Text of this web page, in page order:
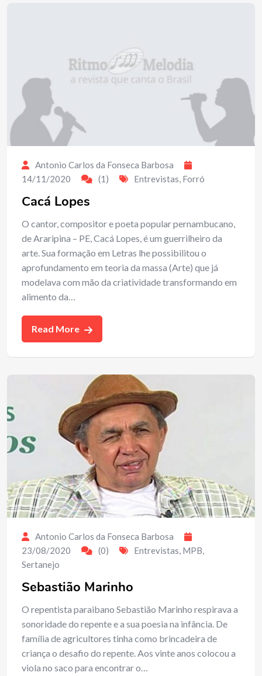
Antonio Carlos da Fonseca Barbosa
14/11/2020
(1) Entrevistas, Forró
Cacá Lopes
O cantor, compositor e poeta popular pernambucano,
de Araripina – PE, Cacá Lopes, é um guerrilheiro da
arte. Sua formação em Letras lhe possibilitou o
aprofundamento em teoria da massa (Arte) que já
modelava com mão da criatividade transformando em
alimento da…
Read More
Antonio Carlos da Fonseca Barbosa
23/08/2020
(0) Entrevistas, MPB,
Sertanejo
Sebastião Marinho
O repentista paraibano Sebastião Marinho respirava a
sonoridade do repente e a sua poesia na infância. De
família de agricultores tinha como brincadeira de
criança o desafio do repente. Aos vinte anos colocou a
viola no saco para encontrar o…